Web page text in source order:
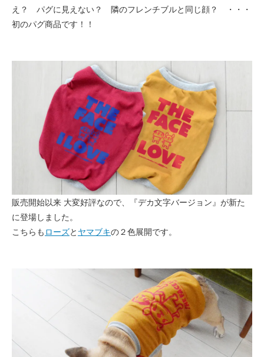
え？ パグに見えない？ 隣のフレンチブルと同じ顔？ ・・・
初のパグ商品です！！
販売開始以来 大変好評なので、『デカ文字バージョン』が新た
に登場しました。
こちらも ローズと ヤマブキの２色展開です。